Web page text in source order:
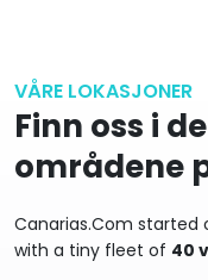
VÅRE LOKASJONER
Finn oss i
områdene
Canarias.Com started
with a tiny fleet of 40